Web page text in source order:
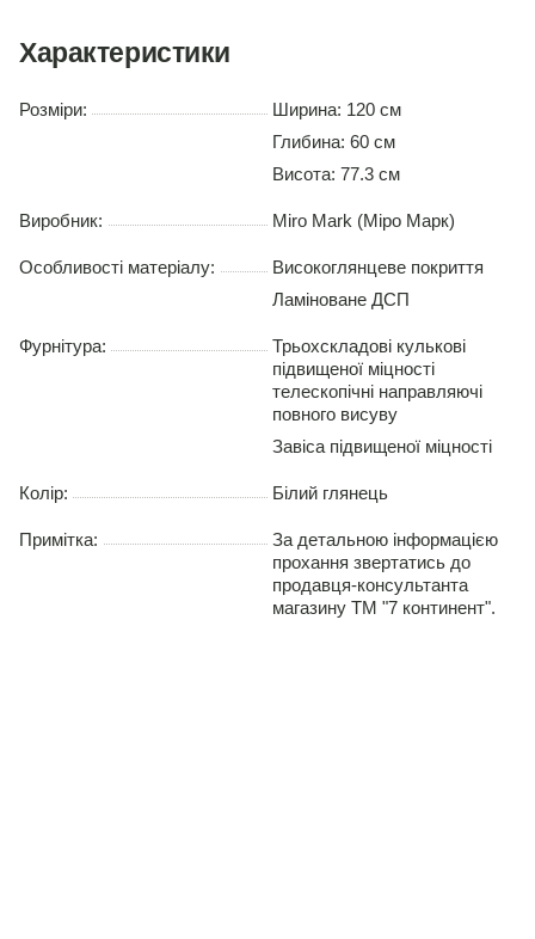
Характеристики
Розміри:
Ширина: 120 см
Глибина: 60 см
Висота: 77.3 см
Виробник: Miro Mark (Міро Марк)
Особливості матеріалу:
Високоглянцеве покриття
Ламіноване ДСП
Фурнітура:
Трьохскладові кулькові
підвищеної міцності
телескопічні направляючі
повного висуву
Завіса підвищеної міцності
Колір: Білий глянець
Примітка:
За детальною інформацією
прохання звертатись до
продавця-консультанта
магазину ТМ "7 континент".